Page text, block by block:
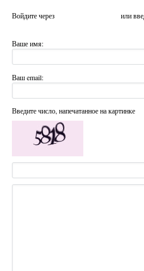
Войдите через или
Ваше имя:
Ваш email:
Введите число, напечатанное на картинке